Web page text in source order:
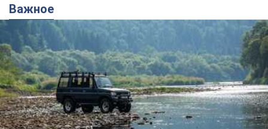
Важное